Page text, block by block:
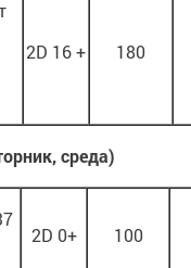
2D 16 + 180
среда)
2D 0+ 100